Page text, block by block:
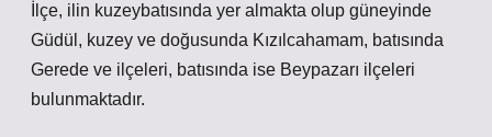
İlçe, ilin kuzeybatısında yer almakta olup güneyinde
Güdül, kuzey ve doğusunda Kızılcahamam, batısında
Gerede ve ilçeleri, batısında ise Beypazarı ilçeleri
bulunmaktadır.